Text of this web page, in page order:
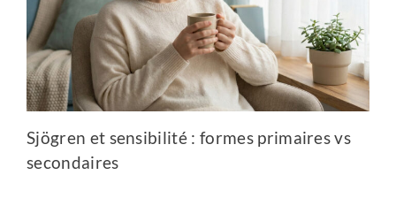
Sjögren et sensibilité : formes primaires vs
secondaires